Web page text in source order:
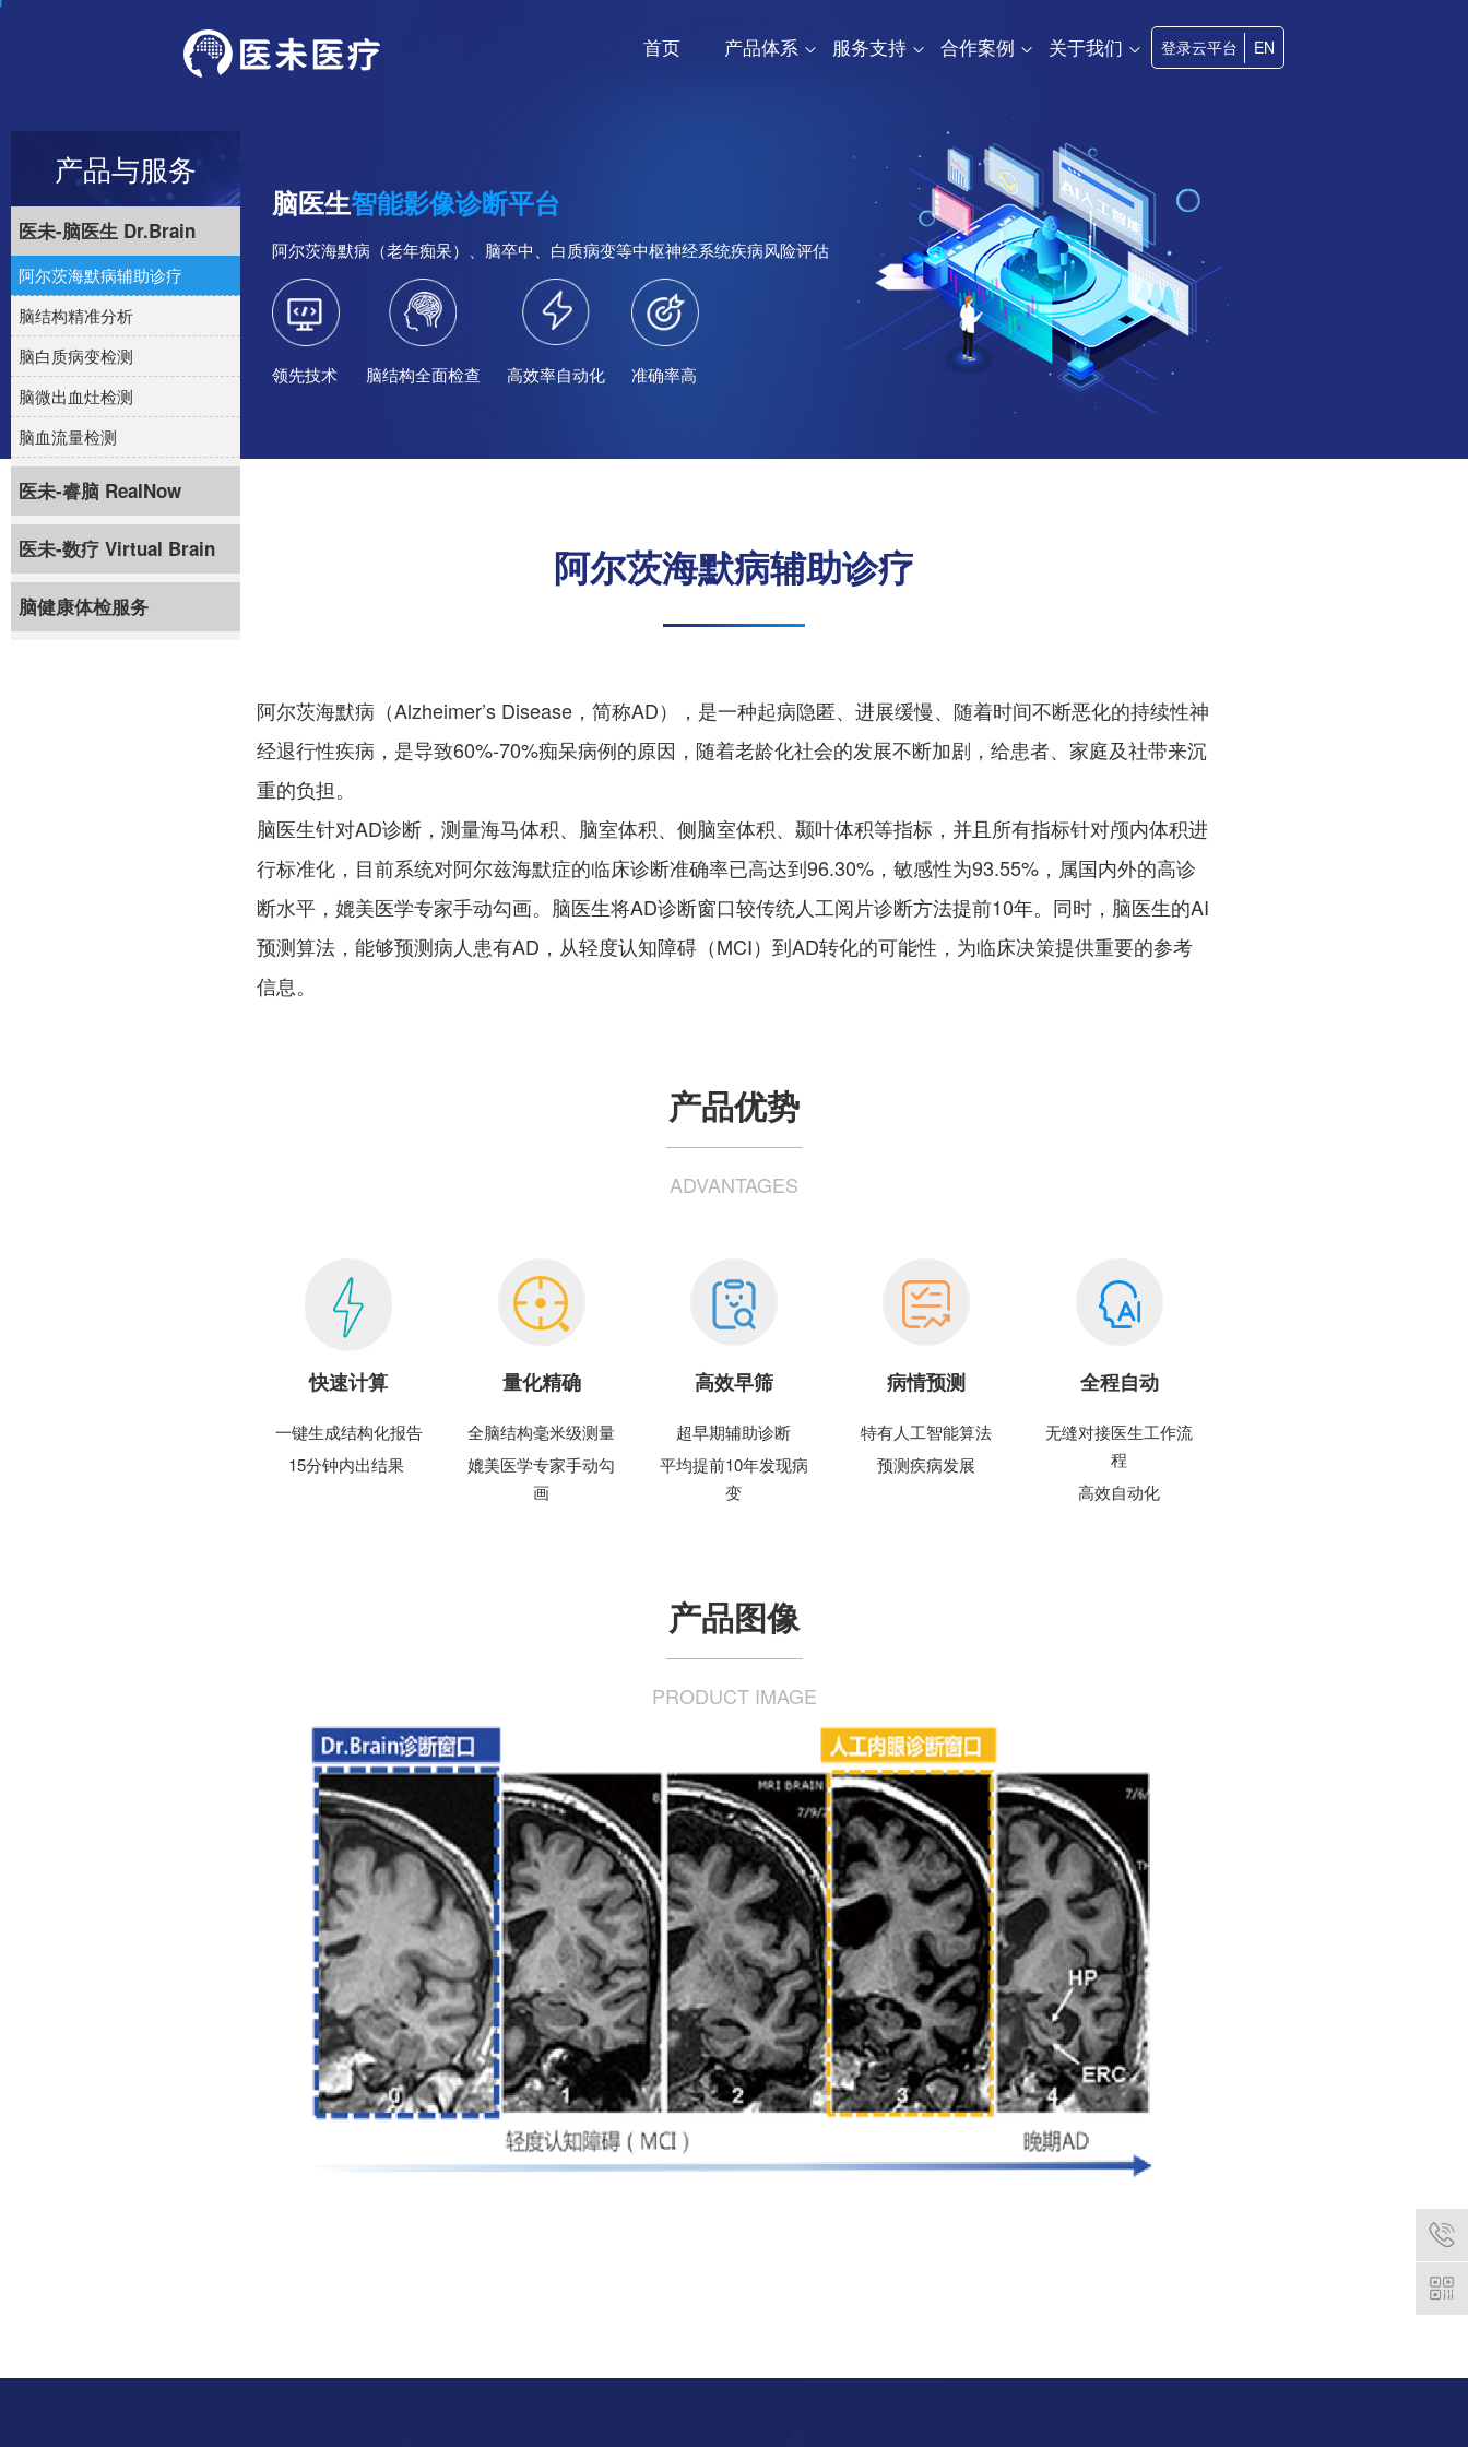
登录云平台 EN
首页 产品体系 服务支持 合作案例 关于我们
脑医生智能影像诊断平台
阿尔茨海默病（老年痴呆）、脑卒中、白质病变等中枢神经系统疾病风险评估
领先技术 脑结构全面检查 高效率自动化 准确率高
产品与服务
医未-脑医生 Dr.Brain
阿尔茨海默病辅助诊疗
脑结构精准分析
脑白质病变检测
脑微出血灶检测
脑血流量检测
医未-睿脑 ReaINow
医未-数疗 Virtual Brain
脑健康体检服务
阿尔茨海默病辅助诊疗
阿尔茨海默病（Alzheimer’s Disease，简称AD），是一种起病隐匿、进展缓慢、随着时间不断恶化的持续性神
经退行性疾病，是导致60%-70%痴呆病例的原因，随着老龄化社会的发展不断加剧，给患者、家庭及社带来沉
重的负担。
脑医生针对AD诊断，测量海马体积、脑室体积、侧脑室体积、颞叶体积等指标，并且所有指标针对颅内体积进
行标准化，目前系统对阿尔兹海默症的临床诊断准确率已高达到96.30%，敏感性为93.55%，属国内外的高诊
断水平，媲美医学专家手动勾画。脑医生将AD诊断窗口较传统人工阅片诊断方法提前10年。同时，脑医生的AI
预测算法，能够预测病人患有AD，从轻度认知障碍（MCI）到AD转化的可能性，为临床决策提供重要的参考
信息。
产品优势
ADVANTAGES
快速计算
一键生成结构化报告
15分钟内出结果
量化精确
全脑结构毫米级测量
媲美医学专家手动勾
画
高效早筛
超早期辅助诊断
平均提前10年发现病
变
病情预测
特有人工智能算法
预测疾病发展
全程自动
无缝对接医生工作流
程
高效自动化
产品图像
PRODUCT IMAGE